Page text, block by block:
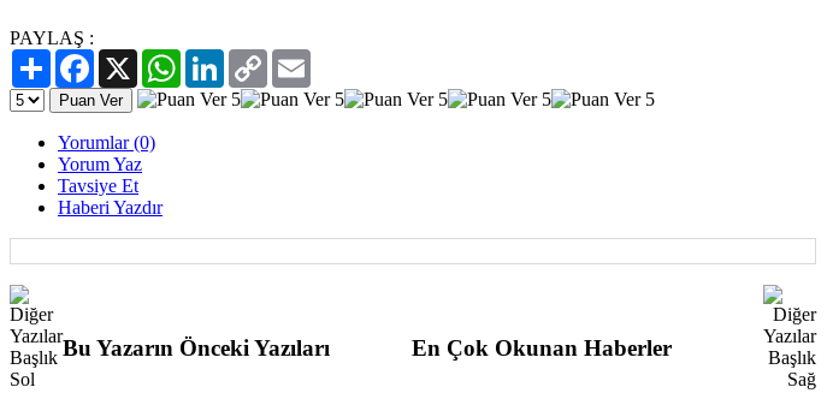
PAYLAŞ :
PaylaşFacebook
X WhatsAppLinkedIn
Copy
Link
Yorumlar (0)
Yorum Yaz
Tavsiye Et
Haberi Yazdır
Bu Yazarın Önceki Yazıları En Çok Okunan Haberler